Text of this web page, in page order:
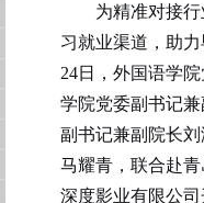
为精准对接
习就业渠道，助力
24日，外国语学
学院党委副书记
副书记兼副院长刘
马耀青， 联合赴
深度影业有限公